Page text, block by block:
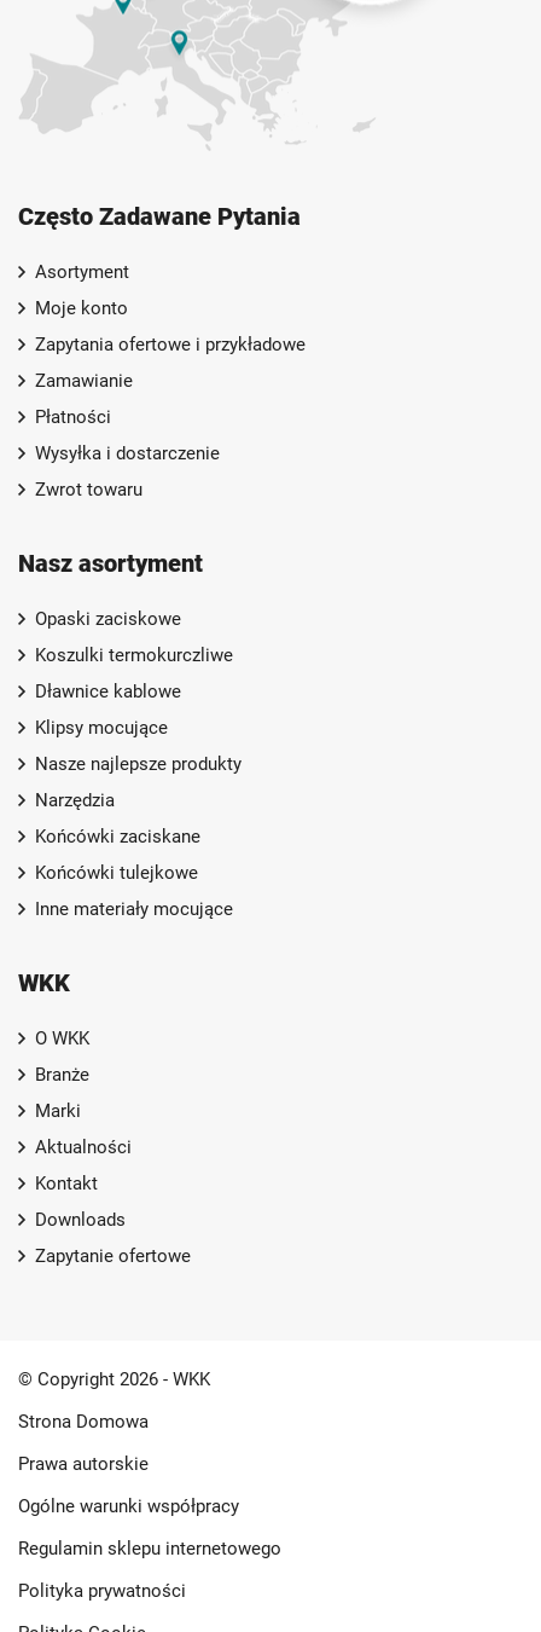
Często Zadawane Pytania
Asortyment
Moje konto
Zapytania ofertowe i przykładowe
Zamawianie
Płatności
Wysyłka i dostarczenie
Zwrot towaru
Nasz asortyment
Opaski zaciskowe
Koszulki termokurczliwe
Dławnice kablowe
Klipsy mocujące
Nasze najlepsze produkty
Narzędzia
Końcówki zaciskane
Końcówki tulejkowe
Inne materiały mocujące
WKK
O WKK
Branże
Marki
Aktualności
Kontakt
Downloads
Zapytanie ofertowe
© Copyright 2026 - WKK
Strona Domowa
Prawa autorskie
Ogólne warunki współpracy
Regulamin sklepu internetowego
Polityka prywatności